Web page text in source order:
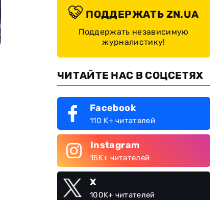
ПОДДЕРЖАТЬ ZN.UA
Поддержать независимую
журналистику!
ЧИТАЙТЕ НАС В СОЦСЕТЯХ
Facebook
110 K+ читателей
Instagram
15K+ читателей
X
100K+ читателей